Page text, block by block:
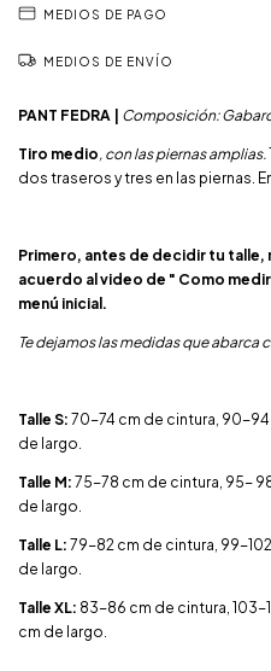
MEDIOS DE PAGO
MEDIOS DE ENVÍO
PANT FEDRA | Composición:
Tiro medio, con las piernas amplias.
dos traseros y tres en las piernas.
Primero, antes de decidir tu talle,
acuerdo al video de " Como
menú inicial.
Te dejamos las medidas que abarca
Talle S: 70-74 cm de cintura, 90-94
de largo.
Talle M: 75-78 cm de cintura, 95-
de largo.
Talle L: 79-82 cm de cintura, 99-
de largo.
Talle XL: 83-86 cm de cintura, 103-
cm de largo.